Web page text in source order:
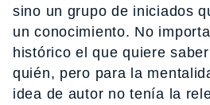
sino un grupo de iniciados
un conocimiento. No
histórico el que quiere
quién, pero para la
idea de autor no tenía la